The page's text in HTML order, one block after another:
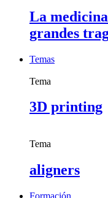
La
grandes
Temas
Tema
3D printing
Tema
aligners